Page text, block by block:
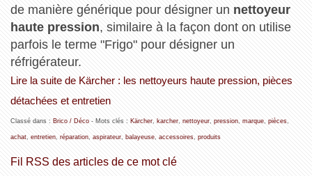
de manière générique pour désigner un nettoyeur
haute pression, similaire à la façon dont on utilise
parfois le terme "Frigo" pour désigner un
réfrigérateur.
Lire la suite de Kärcher : les nettoyeurs haute pression, pièces
détachées et entretien
Classé dans : Brico / Déco- Mots clés : Kärcher, karcher, nettoyeur, pression, marque, pièces,
achat, entretien, réparation, aspirateur, balayeuse, accessoires, produits
Fil RSS des articles de ce mot clé